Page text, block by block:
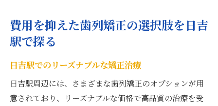
費用を抑えた歯列矯正の選択肢を日吉
駅で探る
日吉駅でのリーズナブルな矯正治療
日吉駅周辺には、さまざまな歯列矯正のオプションが用
意されており、リーズナブルな価格で高品質の治療を受